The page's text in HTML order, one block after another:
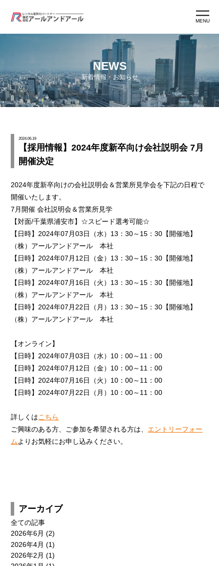
MENU
アールアンドアールとは
アールマン育成
ワークスタイル
よくあるご質問
新卒採用
エントリー
キャリア採用
CONTACT
NEWS
新着情報・お知らせ
2024.06.19
【採用情報】2024年度新卒向け会社説明会 7月
開催決定
2024年度新卒向けの会社説明会＆営業所見学会を下記の日程で
開催いたします。
7月開催 会社説明会＆営業所見学
【対面/千葉県浦安市】☆スピード選考可能☆
【日時】2024年07月03日（水）13：30～15：30【開催地】
（株）アールアンドアール 本社
【日時】2024年07月12日（金）13：30～15：30【開催地】
（株）アールアンドアール 本社
【日時】2024年07月16日（火）13：30～15：30【開催地】
（株）アールアンドアール 本社
【日時】2024年07月22日（月）13：30～15：30【開催地】
（株）アールアンドアール 本社
【オンライン】
【日時】2024年07月03日（水）10：00～11：00
【日時】2024年07月12日（金）10：00～11：00
【日時】2024年07月16日（火）10：00～11：00
【日時】2024年07月22日（月）10：00～11：00
詳しくはこちら
ご興味のある方、ご参加を希望される方は、 エントリーフォー
ムよりお気軽にお申し込みください。
アーカイブ
全ての記事
2026年6月 (2)
2026年4月 (1)
2026年2月 (1)